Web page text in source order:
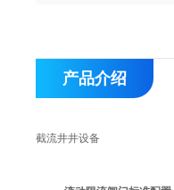
产品介绍
截流井井设备